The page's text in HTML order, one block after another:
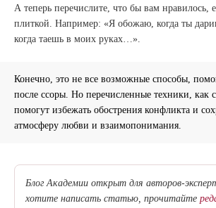
А теперь перечислите, что бы вам нравилось,
плиткой. Например: «Я обожаю, когда ты
когда таешь в моих руках…».
Конечно, это не все возможные способы,
после ссоры. Но перечисленные техники, как
помогут избежать обострения конфликта и
атмосферу любви и взаимопонимания.
Блог Академии открыт для авторов-
хотите написать статью, прочитайте